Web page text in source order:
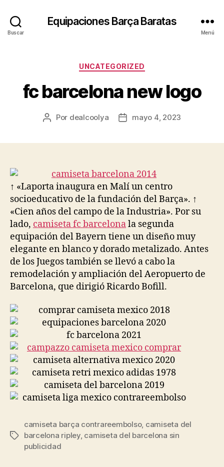
Buscar
Equipaciones Barça Baratas
Menú
Categorías
UNCATEGORIZED
fc barcelona new logo
Autor
Por dealcoolya
Fechamayo 4, 2023
↑ «Laporta inaugura en Malí un centro
socioeducativo de la fundación del Barça». ↑
«Cien años del campo de la Industria». Por su
lado, camiseta fc barcelonala segunda
equipación del Bayern tiene un diseño muy
elegante en blanco y dorado metalizado. Antes
de los Juegos también se llevó a cabo la
remodelación y ampliación del Aeropuerto de
Barcelona, que dirigió Ricardo Bofill.
Etiquetas
camiseta barça contrareembolso, camiseta del
barcelona ripley, camiseta del barcelona sin
publicidad